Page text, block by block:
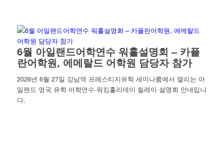
6월 아일랜드어학연수 워홀설명회 – 카플
란어학원, 에메랄드 어학원 담당자 참가
2026년 6월 27일 강남역 프레스티지유학 세미나룸에서 열리는 아
일랜드·영국 유학·어학연수·워킹홀리데이 릴레이 설명회 안내입니
다.